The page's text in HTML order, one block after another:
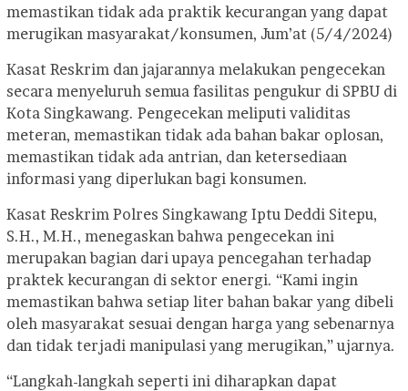
memastikan tidak ada praktik kecurangan yang dapat
merugikan masyarakat/konsumen, Jum’at (5/4/2024)
Kasat Reskrim dan jajarannya melakukan pengecekan
secara menyeluruh semua fasilitas pengukur di SPBU di
Kota Singkawang. Pengecekan meliputi validitas
meteran, memastikan tidak ada bahan bakar oplosan,
memastikan tidak ada antrian, dan ketersediaan
informasi yang diperlukan bagi konsumen.
Kasat Reskrim Polres Singkawang Iptu Deddi Sitepu,
S.H., M.H., menegaskan bahwa pengecekan ini
merupakan bagian dari upaya pencegahan terhadap
praktek kecurangan di sektor energi. “Kami ingin
memastikan bahwa setiap liter bahan bakar yang dibeli
oleh masyarakat sesuai dengan harga yang sebenarnya
dan tidak terjadi manipulasi yang merugikan,” ujarnya.
“Langkah-langkah seperti ini diharapkan dapat